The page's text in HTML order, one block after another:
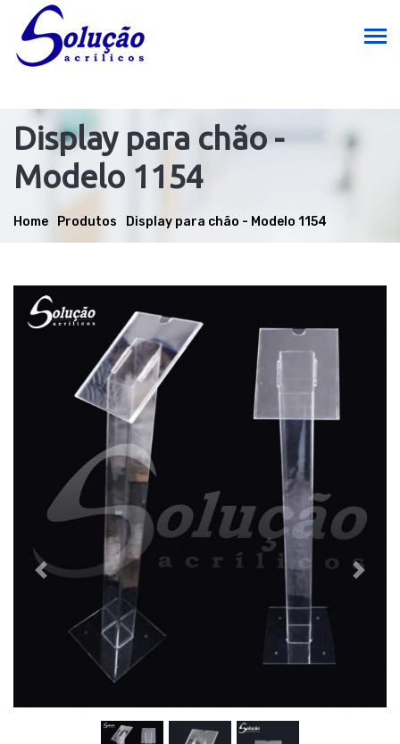
Display para chão -
Modelo 1154
Home Produtos Display para chão - Modelo 1154
Previous Next